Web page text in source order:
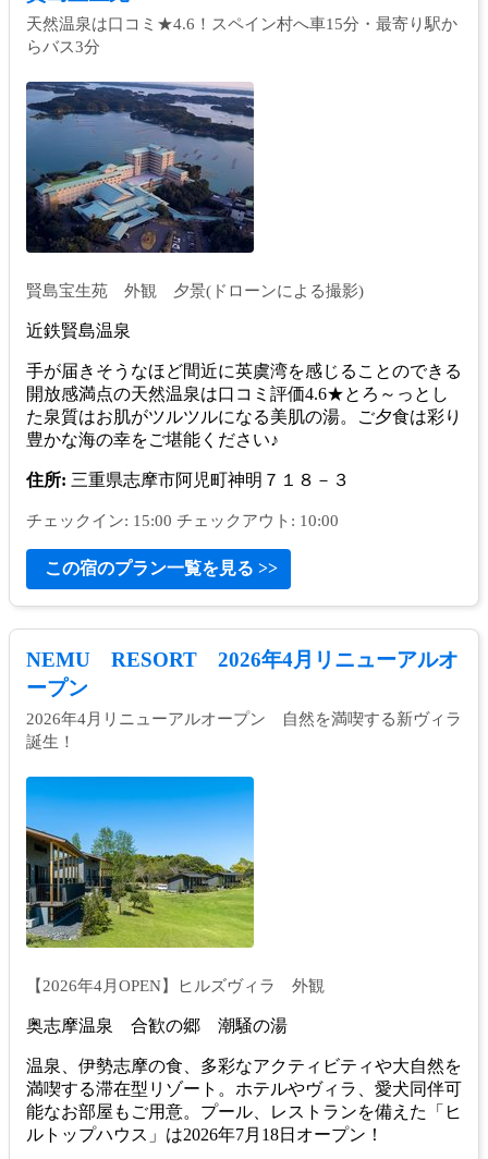
天然温泉は口コミ★4.6！スペイン村へ車15分・最寄り駅か
らバス3分
賢島宝生苑 外観 夕景(ドローンによる撮影)
近鉄賢島温泉
手が届きそうなほど間近に英虞湾を感じることのできる
開放感満点の天然温泉は口コミ評価4.6★とろ～っとし
た泉質はお肌がツルツルになる美肌の湯。ご夕食は彩り
豊かな海の幸をご堪能ください♪
住所: 三重県志摩市阿児町神明７１８－３
チェックイン: 15:00 チェックアウト: 10:00
この宿のプラン一覧を見る >>
NEMU RESORT 2026年4月リニューアルオ
ープン
2026年4月リニューアルオープン 自然を満喫する新ヴィラ
誕生！
【2026年4月OPEN】ヒルズヴィラ 外観
奥志摩温泉 合歓の郷 潮騒の湯
温泉、伊勢志摩の食、多彩なアクティビティや大自然を
満喫する滞在型リゾート。ホテルやヴィラ、愛犬同伴可
能なお部屋もご用意。プール、レストランを備えた「ヒ
ルトップハウス」は2026年7月18日オープン！